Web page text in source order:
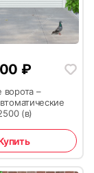
₽
–
(в)